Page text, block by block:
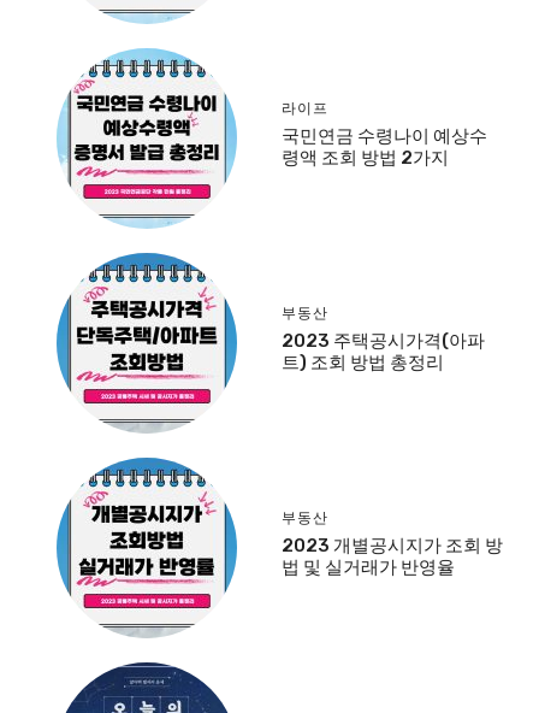
라이프
국민연금 수령나이 예상수
령액 조회 방법 2가지
부동산
2023 주택공시가격(아파
트) 조회 방법 총정리
부동산
2023 개별공시지가 조회 방
법 및 실거래가 반영율